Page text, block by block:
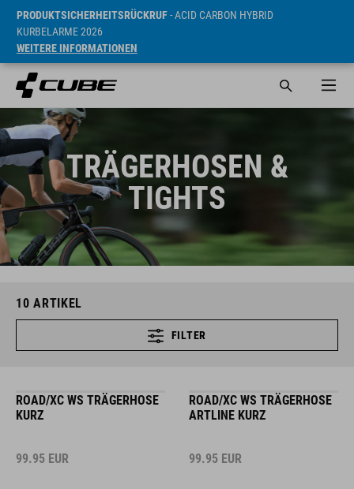
PRODUKTSICHERHEITSRÜCKRUF- ACID CARBON HYBRID
KURBELARME 2026
WEITERE INFORMATIONEN
TRÄGERHOSEN &
TIGHTS
10 ARTIKEL
FILTER
ROAD/XC WS TRÄGERHOSE
KURZ
99.95 EUR
ROAD/XC WS TRÄGERHOSE
ARTLINE KURZ
99.95 EUR